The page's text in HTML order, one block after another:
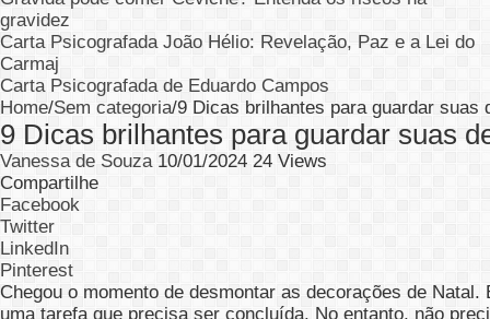
gravidez
Carta Psicografada João Hélio: Revelação, Paz e a Lei do
Carmaj
Carta Psicografada de Eduardo Campos
Home/Sem categoria/9 Dicas brilhantes para guardar suas
9 Dicas brilhantes para guardar suas
Vanessa de Souza 10/01/2024 24 Views
Compartilhe
Facebook
Twitter
LinkedIn
Pinterest
Chegou o momento de desmontar as decorações de
uma tarefa que precisa ser concluída. No entanto, não